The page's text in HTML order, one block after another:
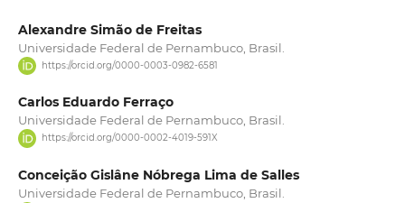
Alexandre Simão de Freitas
Universidade Federal de Pernambuco, Brasil.
https://orcid.org/0000-0003-0982-6581
Carlos Eduardo Ferraço
Universidade Federal de Pernambuco, Brasil.
https://orcid.org/0000-0002-4019-591X
Conceição Gislâne Nóbrega Lima de Salles
Universidade Federal de Pernambuco, Brasil.